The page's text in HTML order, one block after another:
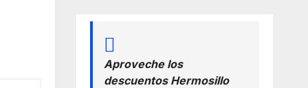
Aproveche los
descuentos Hermosillo